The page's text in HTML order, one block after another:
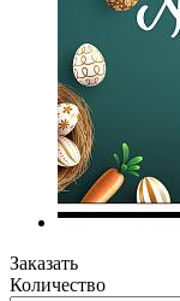
Заказать
Количество